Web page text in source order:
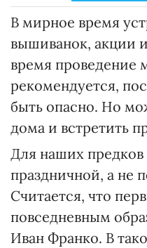
В мирное время
вышиванок, акции
время проведение
рекомендуется,
быть опасно. Но
дома и встретить
Для наших
праздничной, а не
Считается, что
повседневным
Иван Франко. В